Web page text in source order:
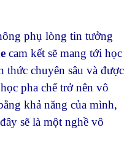
phụ lòng tin tưởng
cam kết sẽ mang tới học
thức chuyên sâu và được
pha chế trở nên vô
khả năng của mình,
sẽ là một nghề vô